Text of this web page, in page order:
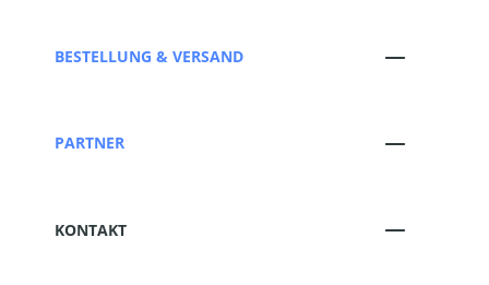
BESTELLUNG & VERSAND
PARTNER
KONTAKT